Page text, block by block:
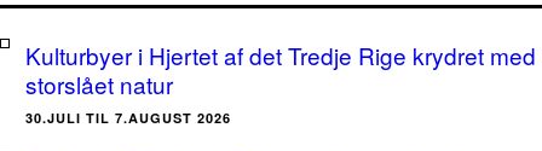
Kulturbyer i Hjertet af det Tredje Rige krydret med
storslået natur
30.JULI TIL 7.AUGUST 2026